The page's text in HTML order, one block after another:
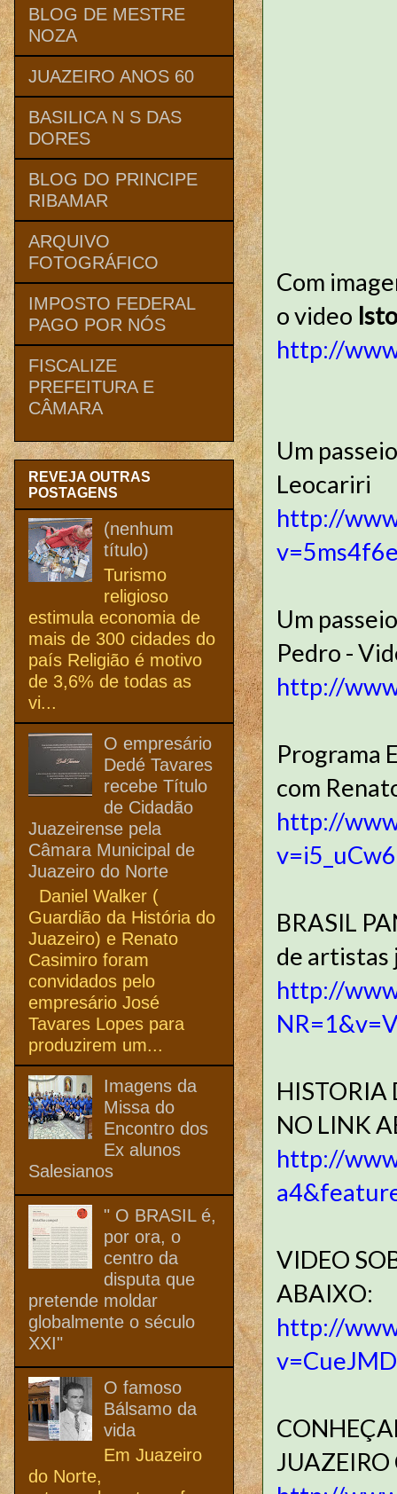
Com
o video
http://
Um
Leocariri
http://
Um
Pedro -
http://
Programa
com
http://
BRASIL
de artistas
http://
HISTORIA
NO LINK
http://
VIDEO
ABAIXO:
http://
BLOG DE MESTRE
NOZA
JUAZEIRO ANOS 60
BASILICA N S DAS
DORES
BLOG DO PRINCIPE
RIBAMAR
ARQUIVO
FOTOGRÁFICO
IMPOSTO FEDERAL
PAGO POR NÓS
FISCALIZE
PREFEITURA E
CÂMARA
REVEJA OUTRAS
POSTAGENS
(nenhum
título)
Turismo
religioso
estimula economia de
mais de 300 cidades do
país Religião é motivo
de 3,6% de todas as
vi...
O empresário
Dedé Tavares
recebe Título
de Cidadão
Juazeirense pela
Câmara Municipal de
Juazeiro do Norte
Daniel Walker (
Guardião da História do
Juazeiro) e Renato
Casimiro foram
convidados pelo
empresário José
Tavares Lopes para
produzirem um...
Imagens da
Missa do
Encontro dos
Ex alunos
Salesianos
" O BRASIL é,
por ora, o
centro da
disputa que
pretende moldar
globalmente o século
XXI"
O famoso
Bálsamo da
vida
Em Juazeiro
do Norte,